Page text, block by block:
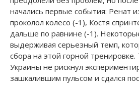
начались первые события: Ренат
проколол колесо (-1), Костя
дальше по равнине (-1).
выдерживая серьезный темп,
сбора на этой горной тренировке.
Украины не рискнул
зашкалившим пульсом и сдался